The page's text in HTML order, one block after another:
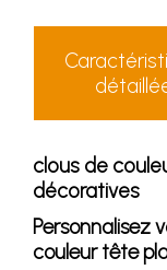
clous de
décoratives
Personnalisez
couleur tête